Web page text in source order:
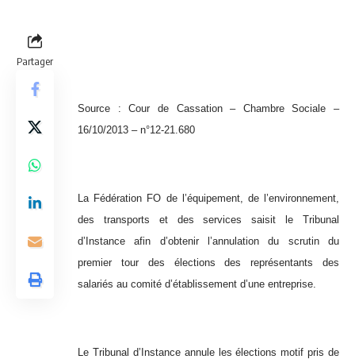
Partager
Source : Cour de Cassation – Chambre Sociale –
16/10/2013 – n°12-21.680
La Fédération FO de l’équipement, de l’environnement,
des transports et des services saisit le Tribunal
d’Instance afin d’obtenir l’annulation du scrutin du
premier tour des élections des représentants des
salariés au comité d’établissement d’une entreprise.
Le Tribunal d’Instance annule les élections motif pris de